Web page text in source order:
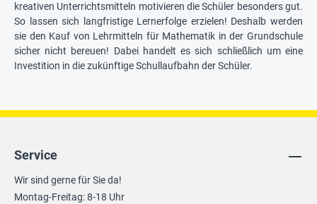
kreativen Unterrichtsmitteln motivieren die Schüler besonders gut.
So lassen sich langfristige Lernerfolge erzielen! Deshalb werden
sie den Kauf von Lehrmitteln für Mathematik in der Grundschule
sicher nicht bereuen! Dabei handelt es sich schließlich um eine
Investition in die zukünftige Schullaufbahn der Schüler.
Service
Wir sind gerne für Sie da!
Montag-Freitag: 8-18 Uhr